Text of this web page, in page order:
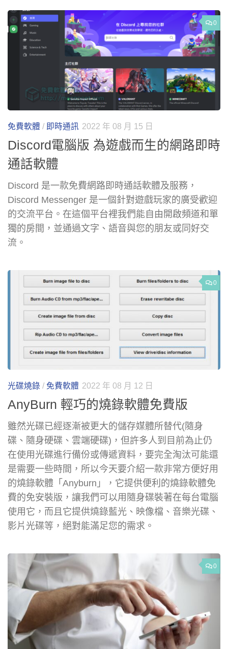
0
免費軟體 / 即時通訊 2022 年 08 月 15 日
Discord電腦版 為遊戲而生的網路即時
通話軟體
Discord 是一款免費網路即時通話軟體及服務，
Discord Messenger 是一個針對遊戲玩家的廣受歡迎
的交流平台。在這個平台裡我們能自由開啟頻道和單
獨的房間，並通過文字、語音與您的朋友或同好交
流。
0
光碟燒錄 / 免費軟體 2022 年 08 月 12 日
AnyBurn 輕巧的燒錄軟體免費版
雖然光碟已經逐漸被更大的儲存媒體所替代(隨身
碟、隨身硬碟、雲端硬碟)，但許多人到目前為止仍
在使用光碟進行備份或傳遞資料，要完全淘汰可能還
是需要一些時間，所以今天要介紹一款非常方便好用
的燒錄軟體「Anyburn」，它提供便利的燒錄軟體免
費的免安裝版，讓我們可以用隨身碟裝著在每台電腦
使用它，而且它提供燒錄藍光、映像檔、音樂光碟、
影片光碟等，絕對能滿足您的需求。
0